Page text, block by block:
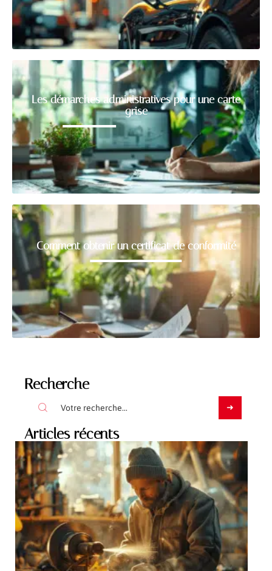
Les démarches administratives pour une carte
grise
Comment obtenir un certificat de conformité
Recherche
Articles récents